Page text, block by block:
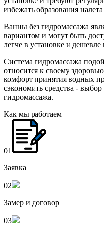
избежать образования
Ванны без гидромассажа
вариантом и могут быть
легче в установке и
Система гидромассажа
относится к своему
комфорт принятия водных
сэкономить средства -
гидромассажа.
Как мы работаем
01
Заявка
02
Замер и договор
03